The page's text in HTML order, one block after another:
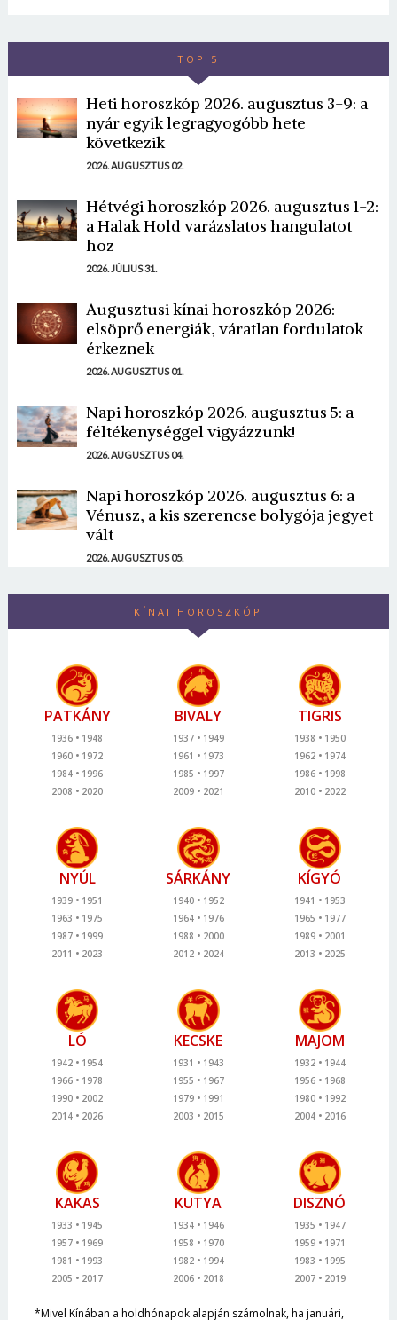
TOP 5
Heti horoszkóp 2026. augusztus 3-9: a
nyár egyik legragyogóbb hete
következik
2026. AUGUSZTUS 02.
Hétvégi horoszkóp 2026. augusztus 1-2:
a Halak Hold varázslatos hangulatot
hoz
2026. JÚLIUS 31.
Augusztusi kínai horoszkóp 2026:
elsöprő energiák, váratlan fordulatok
érkeznek
2026. AUGUSZTUS 01.
Napi horoszkóp 2026. augusztus 5: a
féltékenységgel vigyázzunk!
2026. AUGUSZTUS 04.
Napi horoszkóp 2026. augusztus 6: a
Vénusz, a kis szerencse bolygója jegyet
vált
2026. AUGUSZTUS 05.
KÍNAI HOROSZKÓP
PATKÁNY
1936
1948
1960
1972
1984
1996
2008
2020
BIVALY
1937
1949
1961
1973
1985
1997
2009
2021
TIGRIS
1938
1950
1962
1974
1986
1998
2010
2022
NYÚL
1939
1951
1963
1975
1987
1999
2011
2023
SÁRKÁNY
1940
1952
1964
1976
1988
2000
2012
2024
KÍGYÓ
1941
1953
1965
1977
1989
2001
2013
2025
LÓ
1942
1954
1966
1978
1990
2002
2014
2026
KECSKE
1931
1943
1955
1967
1979
1991
2003
2015
MAJOM
1932
1944
1956
1968
1980
1992
2004
2016
KAKAS
1933
1945
1957
1969
1981
1993
2005
2017
KUTYA
1934
1946
1958
1970
1982
1994
2006
2018
DISZNÓ
1935
1947
1959
1971
1983
1995
2007
2019
*Mivel Kínában a holdhónapok alapján számolnak, ha januári,